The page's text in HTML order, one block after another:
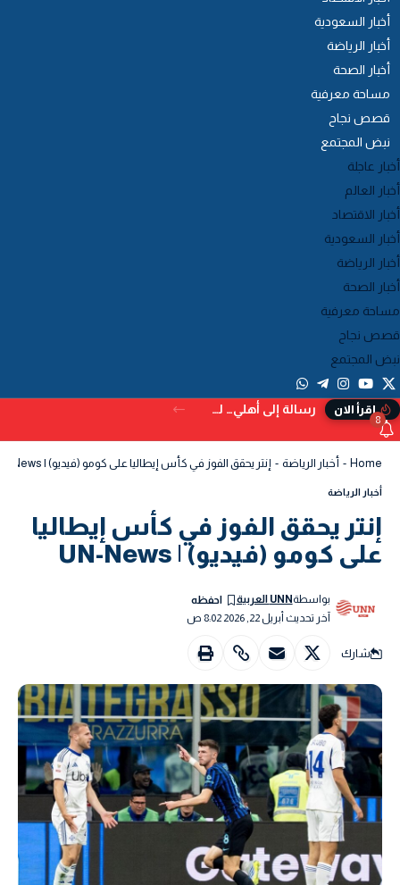
أخبار السعودية
أخبار الرياضة
أخبار الصحة
مساحة معرفية
قصص نجاح
نبض المجتمع
عاجلة
العالم
الاقتصاد
السعودية
الرياضة
الصحة
معرفية
نجاح
المجتمع
إقرأ الان رسالة إلى أهلي… لم تُكتب في الدنيا
8
Home أخبار الرياضة إنتر يحقق الفوز في كأس إيطاليا على كومو (فيديو) | UN-News
أخبار الرياضة
إنتر يحقق الفوز في كأس إيطاليا
على كومو (فيديو) | UN-News
آخر تحديث أبريل 22, 2026 8:02 ص
بواسطةUNN العربية
شارك